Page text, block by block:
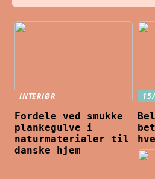
INTERIØR
Fordele ved smukke
plankegulve i
naturmaterialer til
danske hjem